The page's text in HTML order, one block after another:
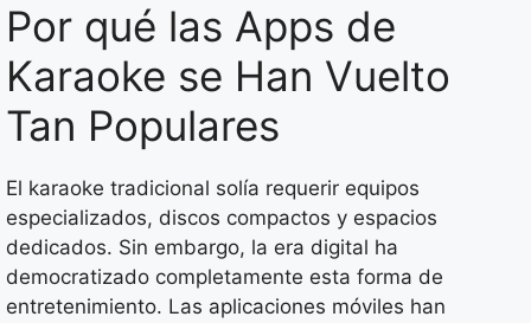
Por qué las Apps de
Karaoke se Han Vuelto
Tan Populares
El karaoke tradicional solía requerir equipos
especializados, discos compactos y espacios
dedicados. Sin embargo, la era digital ha
democratizado completamente esta forma de
entretenimiento. Las aplicaciones móviles han